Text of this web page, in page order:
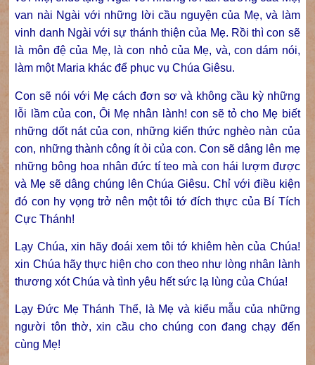
van nài Ngài với những lời cầu nguyện của Mẹ, và làm
vinh danh Ngài với sự thánh thiện của Mẹ. Rồi thì con sẽ
là môn đệ của Mẹ, là con nhỏ của Mẹ, và, con dám nói,
làm một Maria khác để phục vụ Chúa Giêsu.
Con sẽ nói với Mẹ cách đơn sơ và không cầu kỳ những
lỗi lầm của con, Ôi Mẹ nhân lành! con sẽ tỏ cho Mẹ biết
những dốt nát của con, những kiến thức nghèo nàn của
con, những thành công ít ỏi của con. Con sẽ dâng lên mẹ
những bông hoa nhân đức tí teo mà con hái lượm được
và Mẹ sẽ dâng chúng lên Chúa Giêsu. Chỉ với điều kiện
đó con hy vọng trở nên một tôi tớ đích thực của Bí Tích
Cực Thánh!
Lạy Chúa, xin hãy đoái xem tôi tớ khiêm hèn của Chúa!
xin Chúa hãy thực hiện cho con theo như lòng nhân lành
thương xót Chúa và tình yêu hết sức lạ lùng của Chúa!
Lạy Đức Mẹ Thánh Thể, là Mẹ và kiểu mẫu của những
người tôn thờ, xin cầu cho chúng con đang chạy đến
cùng Mẹ!